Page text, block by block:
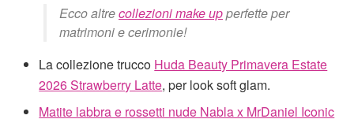
Ecco altrecollezioni make upperfette per
matrimoni e cerimonie!
La collezione trucco Huda Beauty Primavera Estate
2026 Strawberry Latte, per look soft glam.
Matite labbra e rossetti nude Nabla x MrDaniel Iconic